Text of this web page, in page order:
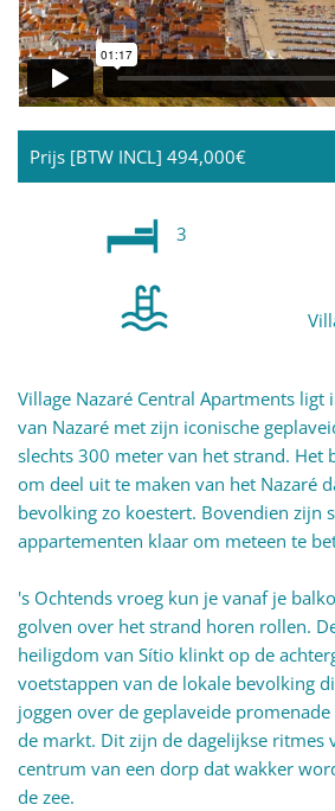
Prijs [BTW INCL] 494,000€
3
Village Nazaré Central Apartments
van Nazaré met zijn iconische
slechts 300 meter van het strand. Het
om deel uit te maken van het Nazaré
bevolking zo koestert. Bovendien zijn
appartementen klaar om meteen te
's Ochtends vroeg kun je vanaf je
golven over het strand horen rollen.
heiligdom van Sítio klinkt op de
voetstappen van de lokale bevolking
joggen over de geplaveide
de markt. Dit zijn de dagelijkse ritmes
centrum van een dorp dat wakker
de zee.